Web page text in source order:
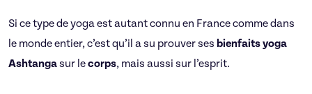
Si ce type de yoga est autant connu en France comme dans
le monde entier, c’est qu’il a su prouver ses bienfaits yoga
Ashtangasur lecorps, mais aussi sur l’esprit.